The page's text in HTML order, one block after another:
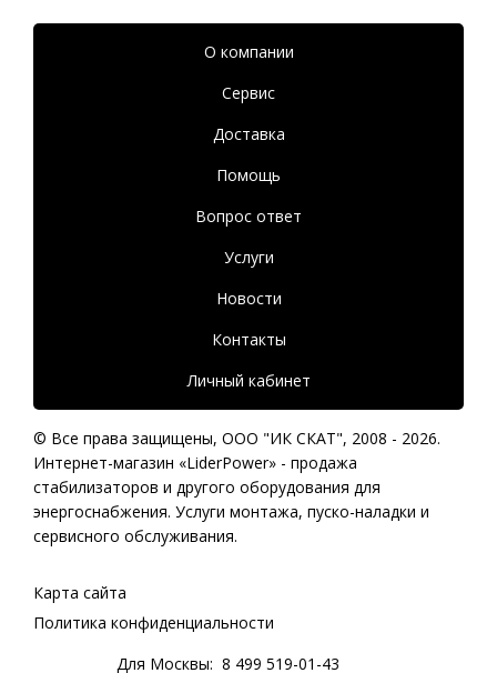
О компании
Сервис
Доставка
Помощь
Вопрос ответ
Услуги
Новости
Контакты
Личный кабинет
© Все права защищены, ООО "ИК СКАТ", 2008 - 2026.
Интернет-магазин «LiderPower» - продажа
стабилизаторов и другого оборудования для
энергоснабжения. Услуги монтажа, пуско-наладки и
сервисного обслуживания.
Карта сайта
Политика конфиденциальности
Для Москвы: 8 499 519-01-43